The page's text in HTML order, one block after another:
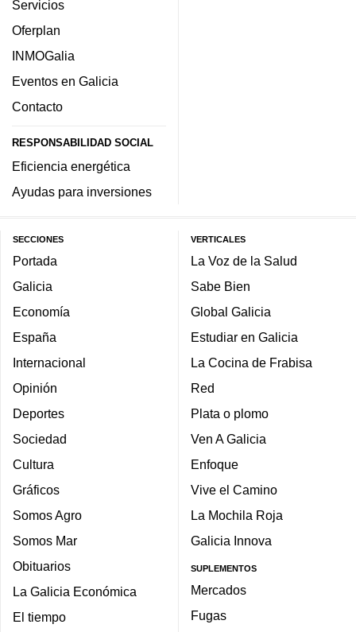
Servicios
Oferplan
INMOGalia
Eventos en Galicia
Contacto
RESPONSABILIDAD SOCIAL
Eficiencia energética
Ayudas para inversiones
SECCIONES
Portada
Galicia
Economía
España
Internacional
Opinión
Deportes
Sociedad
Cultura
Gráficos
Somos Agro
Somos Mar
Obituarios
La Galicia Económica
El tiempo
VERTICALES
La Voz de la Salud
Sabe Bien
Global Galicia
Estudiar en Galicia
La Cocina de Frabisa
Red
Plata o plomo
Ven A Galicia
Enfoque
Vive el Camino
La Mochila Roja
Galicia Innova
SUPLEMENTOS
Mercados
Fugas